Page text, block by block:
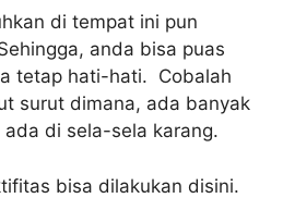
di tempat ini pun
anda bisa puas
tetap hati-hati. Cobalah
surut dimana, ada banyak
di sela-sela karang.
bisa dilakukan disini.